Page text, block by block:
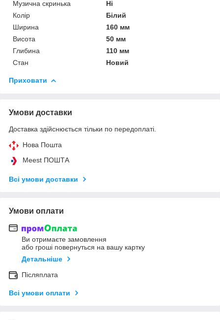
Музична скринька
Ні
Колір
Білий
Ширина
160 мм
Висота
50 мм
Глибина
110 мм
Стан
Новий
Приховати
Умови доставки
Доставка здійснюється тільки по передоплаті.
Нова Пошта
Meest ПОШТА
Всі умови доставки
Умови оплати
Ви отримаєте замовлення
або гроші повернуться на вашу картку
Детальніше
Післяплата
Всі умови оплати